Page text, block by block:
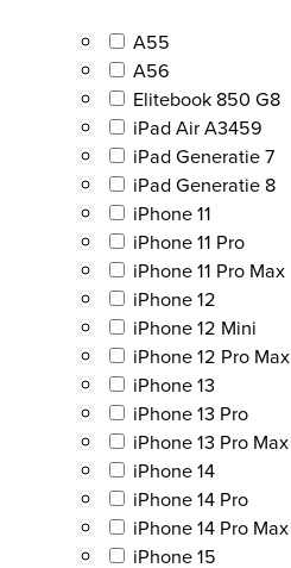
A55
A56
Elitebook 850 G8
iPad Air A3459
iPad Generatie 7
iPad Generatie 8
iPhone 11
iPhone 11 Pro
iPhone 11 Pro Max
iPhone 12
iPhone 12 Mini
iPhone 12 Pro Max
iPhone 13
iPhone 13 Pro
iPhone 13 Pro Max
iPhone 14
iPhone 14 Pro
iPhone 14 Pro Max
iPhone 15